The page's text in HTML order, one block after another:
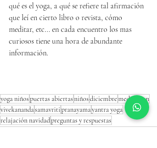
qué es el yoga, a qué se refiere tal afirmación
que leí en cierto libro o revista, cómo
meditar, etc... en cada encuentro los mas
curiosos tiene una hora de abundante
información.
yoga niñospuertas abiertasniñosdiciembremeditacion
vivekanandasamavritipranayamayantra yoga
relajación navidadpreguntas y respuestas